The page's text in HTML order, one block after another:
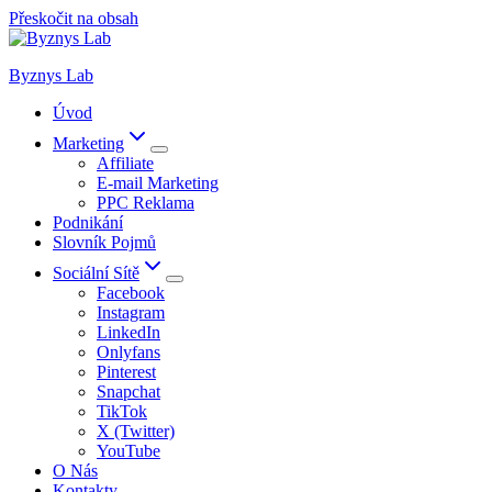
Přeskočit na obsah
Byznys Lab
Úvod
Marketing
Affiliate
E-mail Marketing
PPC Reklama
Podnikání
Slovník Pojmů
Sociální Sítě
Facebook
Instagram
LinkedIn
Onlyfans
Pinterest
Snapchat
TikTok
X (Twitter)
YouTube
O Nás